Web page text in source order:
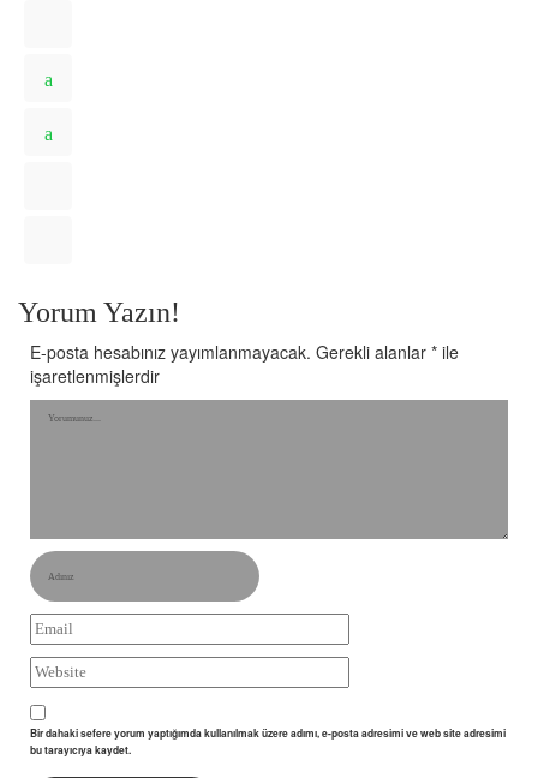
Yorum Yazın!
E-posta hesabınız yayımlanmayacak. Gerekli alanlar * ile
işaretlenmişlerdir
Bir dahaki sefere yorum yaptığımda kullanılmak üzere adımı, e-posta adresimi ve web site adresimi
bu tarayıcıya kaydet.